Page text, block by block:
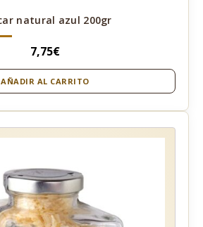
natural azul 200gr
7,75€
AÑADIR AL CARRITO